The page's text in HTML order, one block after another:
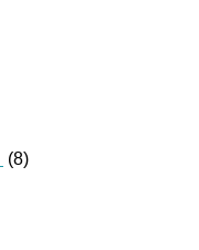
(8)